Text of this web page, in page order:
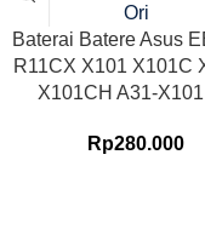
Baterai Batere Asus
R11CX X101 X101C
X101CH A31-
Rp280.000